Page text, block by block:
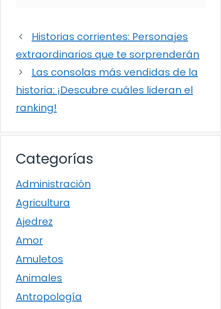
Historias corrientes: Personajes
extraordinarios que te sorprenderán
Las consolas más vendidas de la
historia: ¡Descubre cuáles lideran el
ranking!
Categorías
Administración
Agricultura
Ajedrez
Amor
Amuletos
Animales
Antropología